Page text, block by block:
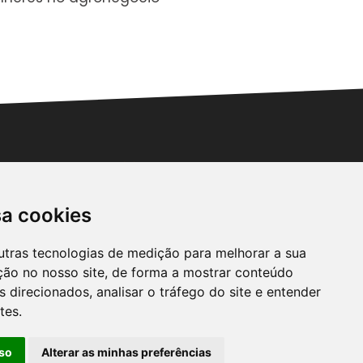
cookies
tecnologias de medição para melhorar a sua
no nosso site, de forma a mostrar conteúdo
direcionados, analisar o tráfego do site e entender
Alterar as minhas preferências